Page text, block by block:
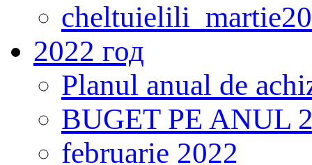
2022 год
Planul anual de
BUGET PE ANUL
februarie 2022